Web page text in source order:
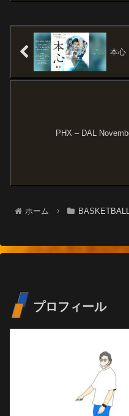
レンス優勝した時のメンバーは
ブッカーのみとなる一新かつ超
強力ラインナップと...
本心
PHX – DAL
ホーム BASKETBALL
プロフィール